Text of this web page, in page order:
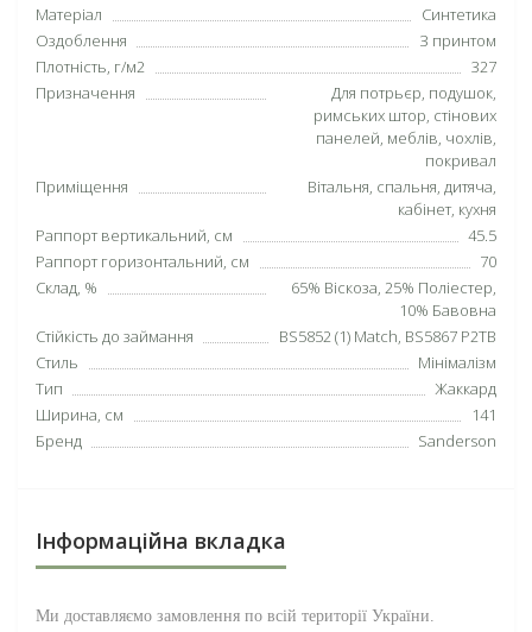
Матеріал
Синтетика
Оздоблення
З принтом
Плотність, г/м2
327
Призначення
Для потрьєр, подушок,
римських штор, стінових
панелей, меблів, чохлів,
покривал
Приміщення
Вітальня, спальня, дитяча,
кабінет, кухня
Раппорт вертикальний, см
45.5
Раппорт горизонтальний, см
70
Склад, %
65% Віскоза, 25% Поліестер,
10% Бавовна
Стійкість до займання
BS5852 (1) Match, BS5867 P2TB
Стиль
Мінімалізм
Тип
Жаккард
Ширина, см
141
Бренд
Sanderson
Інформаційна вкладка
Ми доставляємо замовлення по всій території України.